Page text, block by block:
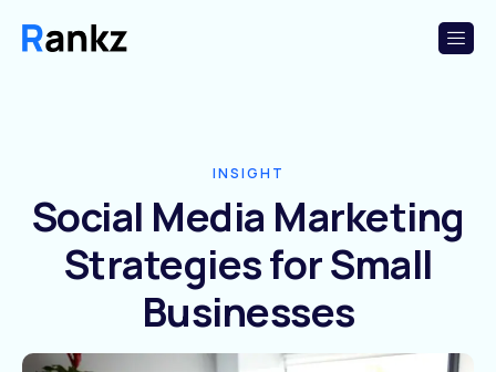
INSIGHT
Social Media Marketing
Strategies for Small
Businesses